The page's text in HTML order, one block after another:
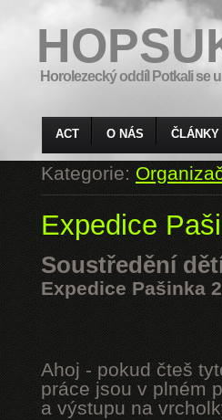
Horolezecký oddíl Potkali se
ACT O NÁS ČLÁNKY
Kategorie:
Expedice
Soustředění
Expedice Pašinka
Ahoj - pokud čteš
práce jsou v plném
a výstupu na